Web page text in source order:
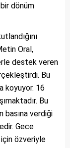
dönüm
Oral,
destek veren
Bu
koyuyor. 16
Bu
basına verdiği
Gece
için özveriyle